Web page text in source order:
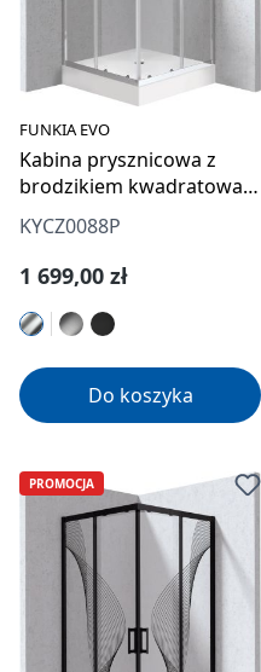
FUNKIA EVO
Kabina prysznicowa z
brodzikiem kwadratowa
80x80 cm
KYCZ0088P
Cena regularna:
1 699,00 zł
Do koszyka
PROMOCJA